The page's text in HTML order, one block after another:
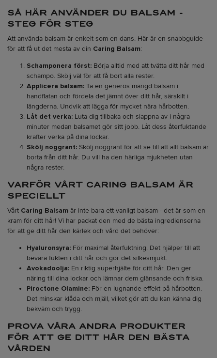
SÅ HÄR ANVÄNDER DU BALSAM -
STEG FÖR STEG
Att använda balsam är enkelt som en dans. Här är en snabbguide
för att få ut det mesta av din Caring Balsam:
Schamponera först: Börja alltid med att tvätta ditt hår med
schampo. Skölj väl för att få bort alla rester.
Applicera balsam: Ta en generös mängd balsam i
handflatan och fördela det jämnt över ditt hår, särskilt i
längderna. Undvik att lägga för mycket nära hårbotten.
Låt det verka: Luta dig tillbaka och slappna av i några
minuter medan balsamet gör sitt jobb. Låt dess återfuktande
krafter verka på dina lockar.
Skölj noggrant: Skölj noggrant för att se till att allt balsam är
borta från ditt hår. Du vill ha den härliga mjukheten utan
några rester.
VARFÖR VÅRT CARING BALSAM ÄR
SPECIELLT
Vårt Caring Balsam är inte bara ett vanligt balsam - det är som en
kram för ditt hår! Vi har packat den med de bästa ingredienserna
för att ge ditt hår den kärlek och vård det behöver:
Hyaluronsyra: För maximal återfuktning. Det hjälper till att
bevara fukten i ditt hår och gör det silkesmjukt.
Avokadoolja: En riktig superhjälte för ditt hår. Den ger
näring till dina lockar och lämnar dem glänsande och friska.
Piroctone Olamine: För en lugnande effekt på hårbotten.
Det minskar klåda och mjäll, vilket gör att du kan känna dig
bekväm och trygg.
PROVA VÅRA ANDRA PRODUKTER
FÖR ATT GE DITT HÅR DEN BÄSTA
VÅRDEN